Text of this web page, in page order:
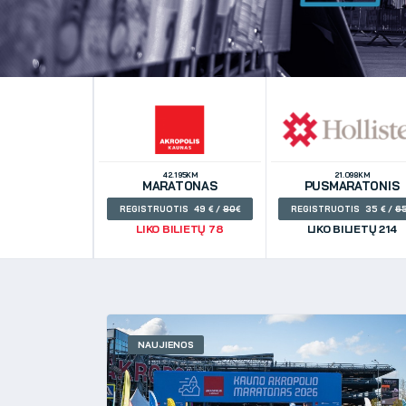
42.195KM
MARATONAS
REGISTRUOTIS 49 /80
LIKO BILIETŲ 78
21.098KM
PUSMARATONIS
REGISTRUOTIS 35 /
LIKO BILIETŲ 214
NAUJIENOS